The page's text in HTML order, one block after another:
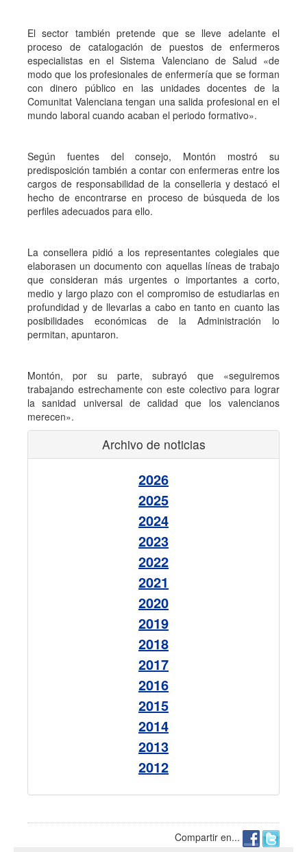
El sector también pretende que se lleve adelante el
proceso de catalogación de puestos de enfermeros
especialistas en el Sistema Valenciano de Salud «de
modo que los profesionales de enfermería que se forman
con dinero público en las unidades docentes de la
Comunitat Valenciana tengan una salida profesional en el
mundo laboral cuando acaban el periodo formativo».
Según fuentes del consejo, Montón mostró su
predisposición también a contar con enfermeras entre los
cargos de responsabilidad de la conselleria y destacó el
hecho de encontrarse en proceso de búsqueda de los
perfiles adecuados para ello.
La consellera pidió a los representantes colegiales que
elaborasen un documento con aquellas líneas de trabajo
que consideran más urgentes o importantes a corto,
medio y largo plazo con el compromiso de estudiarlas en
profundidad y de llevarlas a cabo en tanto en cuanto las
posibilidades económicas de la Administración lo
permitan, apuntaron.
Montón, por su parte, subrayó que «seguiremos
trabajando estrechamente con este colectivo para lograr
la sanidad universal de calidad que los valencianos
merecen».
Archivo de noticias
2026
2025
2024
2023
2022
2021
2020
2019
2018
2017
2016
2015
2014
2013
2012
Compartir en...